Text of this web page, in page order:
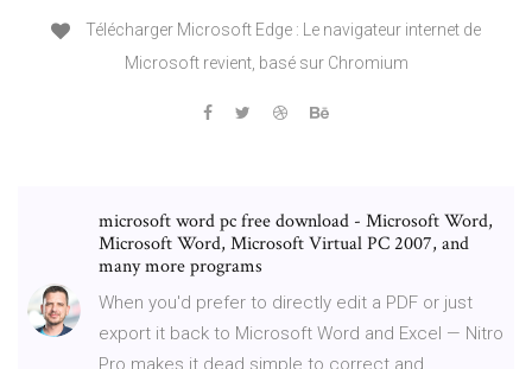
Télécharger Microsoft Edge : Le navigateur internet de
Microsoft revient, basé sur Chromium
microsoft word pc free download - Microsoft Word,
Microsoft Word, Microsoft Virtual PC 2007, and
many more programs
When you'd prefer to directly edit a PDF or just
export it back to Microsoft Word and Excel — Nitro
Pro makes it dead simple to correct and